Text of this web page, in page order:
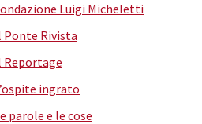
Luigi Micheletti
Ponte Rivista
Reportage
ingrato
parole e le cose